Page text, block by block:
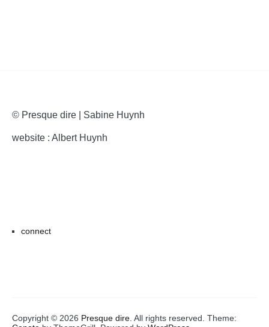
© Presque dire | Sabine Huynh
website : Albert Huynh
connect
Copyright © 2026 Presque dire . All rights reserved. Theme: